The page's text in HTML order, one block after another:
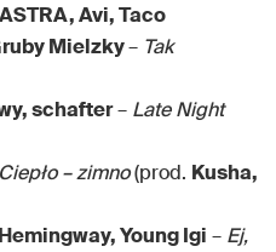
Avi, Taco
Mielzky– Tak
schafter– Late Night
Ciepło – zimno(prod. Kusha,
Young Igi – Ej,